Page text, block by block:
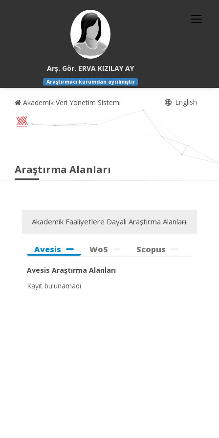
Arş. Gör. ERVA KIZILAY AY
Araştırmacı kurumdan ayrılmıştır
Akademik Veri Yönetim Sistemi English
Araştırma Alanları
Akademik Faaliyetlere Dayalı Araştırma Alanları
Avesis WoS Scopus
Avesis Araştırma Alanları
Kayıt bulunamadı